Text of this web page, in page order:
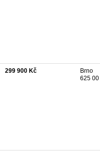
299 900 Kč
Brno
625 00